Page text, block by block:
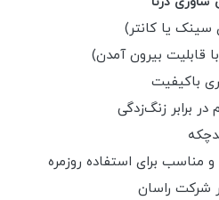
یا کانتر)
قابلیت بیرون آمدن)
باکیفیت
در برابر زنگ‌زدگی
مناسب برای استفاده روزمره